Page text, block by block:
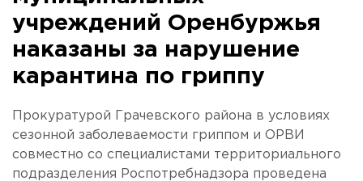
учреждений Оренбуржья
наказаны за нарушение
карантина по гриппу
Прокуратурой Грачевского района в условиях
сезонной заболеваемости гриппом и ОРВИ
совместно со специалистами территориального
подразделения Роспотребнадзора проведена